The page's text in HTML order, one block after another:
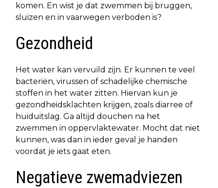
komen. En wist je dat zwemmen bij bruggen,
sluizen en in vaarwegen verboden is?
Gezondheid
Het water kan vervuild zijn. Er kunnen te veel
bacteriën, virussen of schadelijke chemische
stoffen in het water zitten. Hiervan kun je
gezondheidsklachten krijgen, zoals diarree of
huiduitslag. Ga altijd douchen na het
zwemmen in oppervlaktewater. Mocht dat niet
kunnen, was dan in ieder geval je handen
voordat je iets gaat eten.
Negatieve zwemadviezen